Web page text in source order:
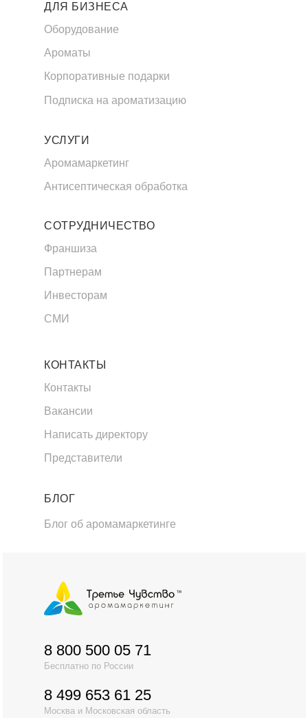
ДЛЯ БИЗНЕСА
Оборудование
Ароматы
Корпоративные подарки
СОТРУДНИЧЕСТВО
Франшиза
Партнерам
Инвесторам
СМИ
8 800 500 05 71
Бесплатно по России
8 499 653 61 25
Москва и Московская область
КОНТАКТЫ
Контакты
Вакансии
Написать директору
БЛОГ
Блог об аромамаркетинге
УСЛУГИ
Аромамаркетинг
Антисептическая обработка
Представители
Подписка на ароматизацию